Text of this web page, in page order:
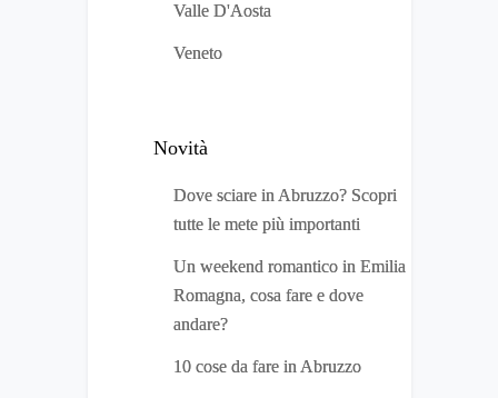
Valle D'Aosta
Veneto
Novità
Dove sciare in Abruzzo? Scopri
tutte le mete più importanti
Un weekend romantico in Emilia
Romagna, cosa fare e dove
andare?
10 cose da fare in Abruzzo